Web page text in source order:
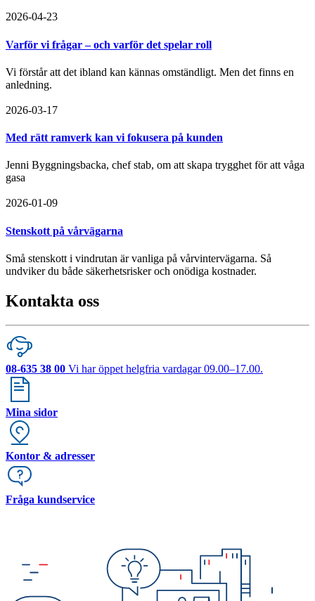
2026-04-23
Varför vi frågar – och varför det spelar roll
Vi förstår att det ibland kan kännas omständligt. Men det finns en
anledning.
2026-03-17
Med rätt ramverk kan vi fokusera på kunden
Jenni Byggningsbacka, chef stab, om att skapa trygghet för att våga
gasa
2026-01-09
Stenskott på vårvägarna
Små stenskott i vindrutan är vanliga på vårvintervägarna. Så
undviker du både säkerhetsrisker och onödiga kostnader.
Kontakta oss
08-635 38 00 Vi har öppet helgfria vardagar 09.00–17.00.
Mina sidor
Kontor & adresser
Fråga kundservice